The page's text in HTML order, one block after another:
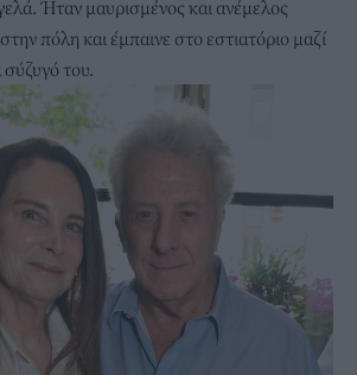
Ήταν μαυρισμένος και ανέμελος
πόλη και έμπαινε στο εστιατόριο μαζί
σύζυγό του.